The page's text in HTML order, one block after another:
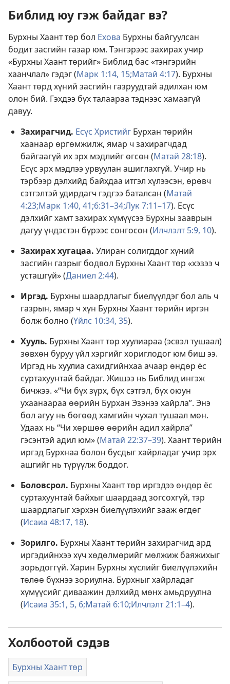
Библид юу гэж байдаг вэ?
Бурхны Хаант төр бол Ехова Бурхны байгуулсан
бодит засгийн газар юм. Тэнгэрээс захирах учир
«Бурхны Хаант төрийг» Библид бас «тэнгэрийн
хаанчлал» гэдэг (Марк 1:14, 15;Матай 4:17). Бурхны
Хаант төрд хүний засгийн газруудтай адилхан юм
олон бий. Гэхдээ бүх талаараа тэднээс хамаагүй
давуу.
Захирагчид. Есүс Христийг Бурхан төрийн
хаанаар өргөмжилж, ямар ч захирагчдад
байгаагүй их эрх мэдлийг өгсөн (Матай 28:18).
Есүс эрх мэдлээ урвуулан ашиглахгүй. Учир нь
тэрбээр дэлхийд байхдаа итгэл хүлээсэн, өрөвч
сэтгэлтэй удирдагч гэдгээ баталсан (Матай
4:23;Марк 1:40, 41;6:31–34;Лук 7:11–17). Есүс
дэлхийг хамт захирах хүмүүсээ Бурхны зааврын
дагуу үндэстэн бүрээс сонгосон (Илчлэлт 5:9, 10).
Захирах хугацаа. Улиран солигддог хүний
засгийн газрыг бодвол Бурхны Хаант төр «хэзээ ч
усташгүй» (Даниел 2:44).
Иргэд. Бурхны шаардлагыг биелүүлдэг бол аль ч
газрын, ямар ч хүн Бурхны Хаант төрийн иргэн
болж болно (Үйлс 10:34, 35).
Хууль. Бурхны Хаант төр хуулиараа (эсвэл тушаал)
зөвхөн буруу үйл хэргийг хориглодог юм биш ээ.
Иргэд нь хуулиа сахидгийнхаа ачаар өндөр ёс
суртахуунтай байдаг. Жишээ нь Библид ингэж
бичжээ. «“Чи бүх зүрх, бүх сэтгэл, бүх оюун
ухаанаараа өөрийн Бурхан Эзэнээ хайрла”. Энэ
бол агуу нь бөгөөд хамгийн чухал тушаал мөн.
Удаах нь “Чи хөршөө өөрийн адил хайрла”
гэсэнтэй адил юм» (Матай 22:37–39). Хаант төрийн
иргэд Бурхнаа болон бусдыг хайрладаг учир эрх
ашгийг нь түрүүлж боддог.
Боловсрол. Бурхны Хаант төр иргэдээ өндөр ёс
суртахуунтай байхыг шаардаад зогсохгүй, тэр
шаардлагыг хэрхэн биелүүлэхийг зааж өгдөг
(Исаиа 48:17, 18).
Зорилго. Бурхны Хаант төрийн захирагчид ард
иргэдийнхээ хүч хөдөлмөрийг мөлжиж баяжихыг
зорьдоггүй. Харин Бурхны хүслийг биелүүлэхийн
төлөө бүхнээ зориулна. Бурхныг хайрладаг
хүмүүсийг диваажин дэлхийд мөнх амьдруулна
(Исаиа 35:1, 5, 6;Матай 6:10;Илчлэлт 21:1–4).
Холбоотой сэдэв
Бурхны Хаант төр